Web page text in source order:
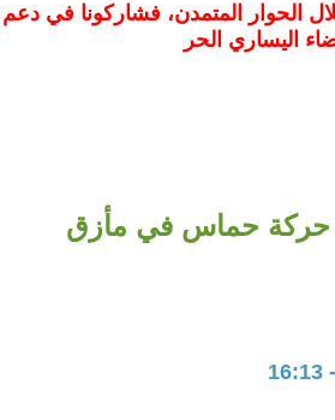
الحوار المتمدن، فشاركونا في دعم
اليساري الحر
حركة حماس في مأزق